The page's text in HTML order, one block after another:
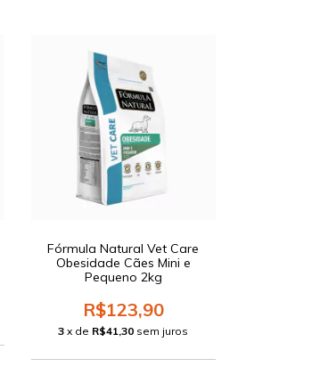
Fórmula Natural Vet Care
Obesidade Cães Mini e
Pequeno 2kg
R$123,90
3 x de R$41,30 sem juros